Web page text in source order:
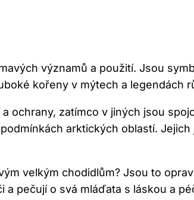
významů a použití. Jsou
kořeny v mýtech a legendách
ochrany, zatímco v jiných jsou
arktických oblastí.
velkým ‍chodidlům? Jsou⁢ to
pečují o svá mláďata s láskou a